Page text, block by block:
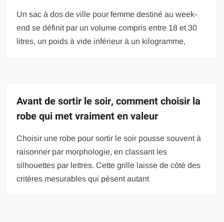
Un sac à dos de ville pour femme destiné au week-
end se définit par un volume compris entre 18 et 30
litres, un poids à vide inférieur à un kilogramme,
Avant de sortir le soir, comment choisir la
robe qui met vraiment en valeur
Choisir une robe pour sortir le soir pousse souvent à
raisonner par morphologie, en classant les
silhouettes par lettres. Cette grille laisse de côté des
critères mesurables qui pèsent autant